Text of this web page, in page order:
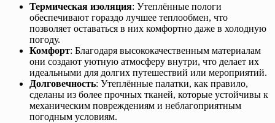
Термическая изоляция: Утеплённые пологи
обеспечивают гораздо лучшее теплообмен, что
позволяет оставаться в них комфортно даже в холодную
погоду.
Комфорт: Благодаря высококачественным материалам
они создают уютную атмосферу внутри, что делает их
идеальными для долгих путешествий или мероприятий.
Долговечность: Утеплённые палатки, как правило,
сделаны из более прочных тканей, которые устойчивы к
механическим повреждениям и неблагоприятным
погодным условиям.